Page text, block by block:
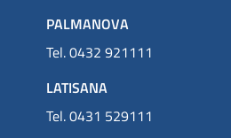
PALMANOVA
Tel. 0432 921111
LATISANA
Tel. 0431 529111